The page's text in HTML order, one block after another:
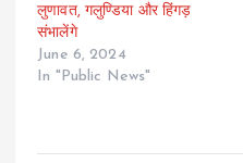
लुणावत, गलुण्डिया और हिंगड़
संभालेंगे
June 6, 2024
In "Public News"